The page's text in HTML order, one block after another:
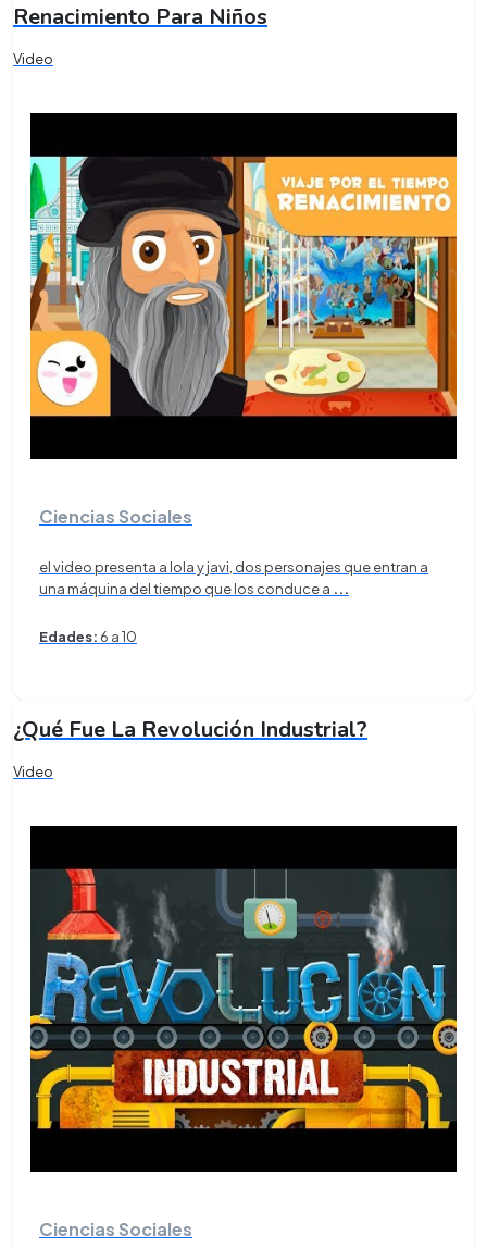
Renacimiento Para Niños
Video
Ciencias Sociales
el video presenta a lola y javi, dos personajes que entran a
una máquina del tiempo que los conduce a ...
Edades: 6 a 10
¿Qué Fue La Revolución Industrial?
Video
Ciencias Sociales